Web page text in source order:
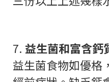
7. 益生菌和富含鈣
益生菌食物如優格